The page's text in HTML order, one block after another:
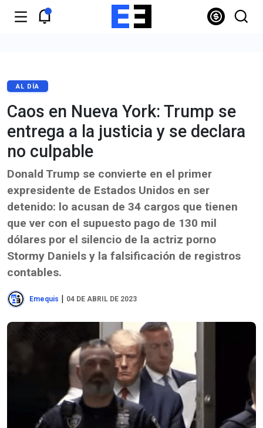
AL DÍA
Caos en Nueva York: Trump se
entrega a la justicia y se declara
no culpable
Donald Trump se convierte en el primer
expresidente de Estados Unidos en ser
detenido: lo acusan de 34 cargos que tienen
que ver con el supuesto pago de 130 mil
dólares por el silencio de la actriz porno
Stormy Daniels y la falsificación de registros
contables.
Emequis | 04 DE ABRIL DE 2023